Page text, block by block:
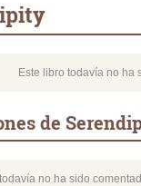
Este libro todavía no ha
de
no ha sido